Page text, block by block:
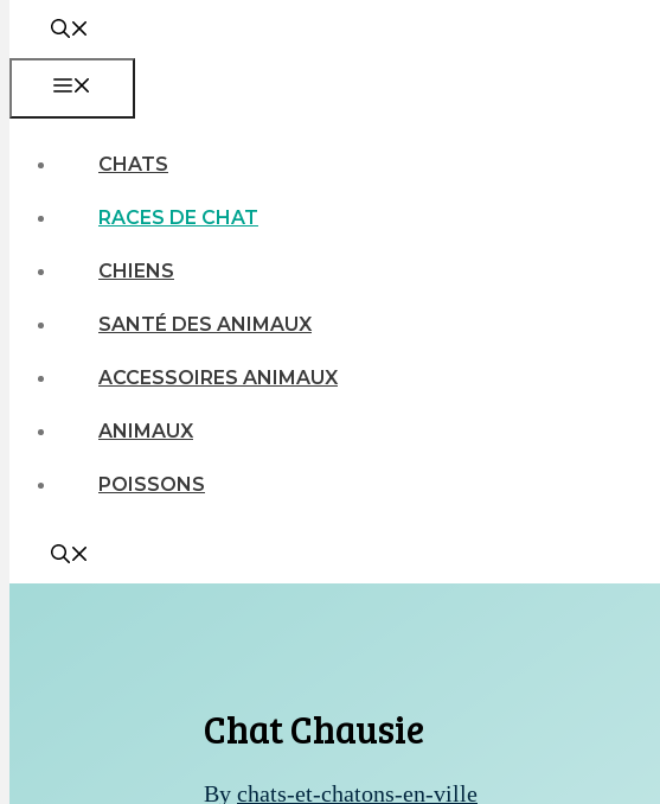
CHATS
RACES DE CHAT
CHIENS
SANTÉ DES ANIMAUX
ACCESSOIRES ANIMAUX
ANIMAUX
POISSONS
Chat Chausie
By chats-et-chatons-en-ville